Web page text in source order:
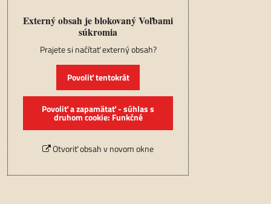
Externý obsah je blokovaný Voľbami
súkromia
Prajete si načítať externý obsah?
Povoliť tentokrát
Povoliť a zapamätať - súhlas s
druhom cookie: Funkčné
Otvoriť obsah v novom okne